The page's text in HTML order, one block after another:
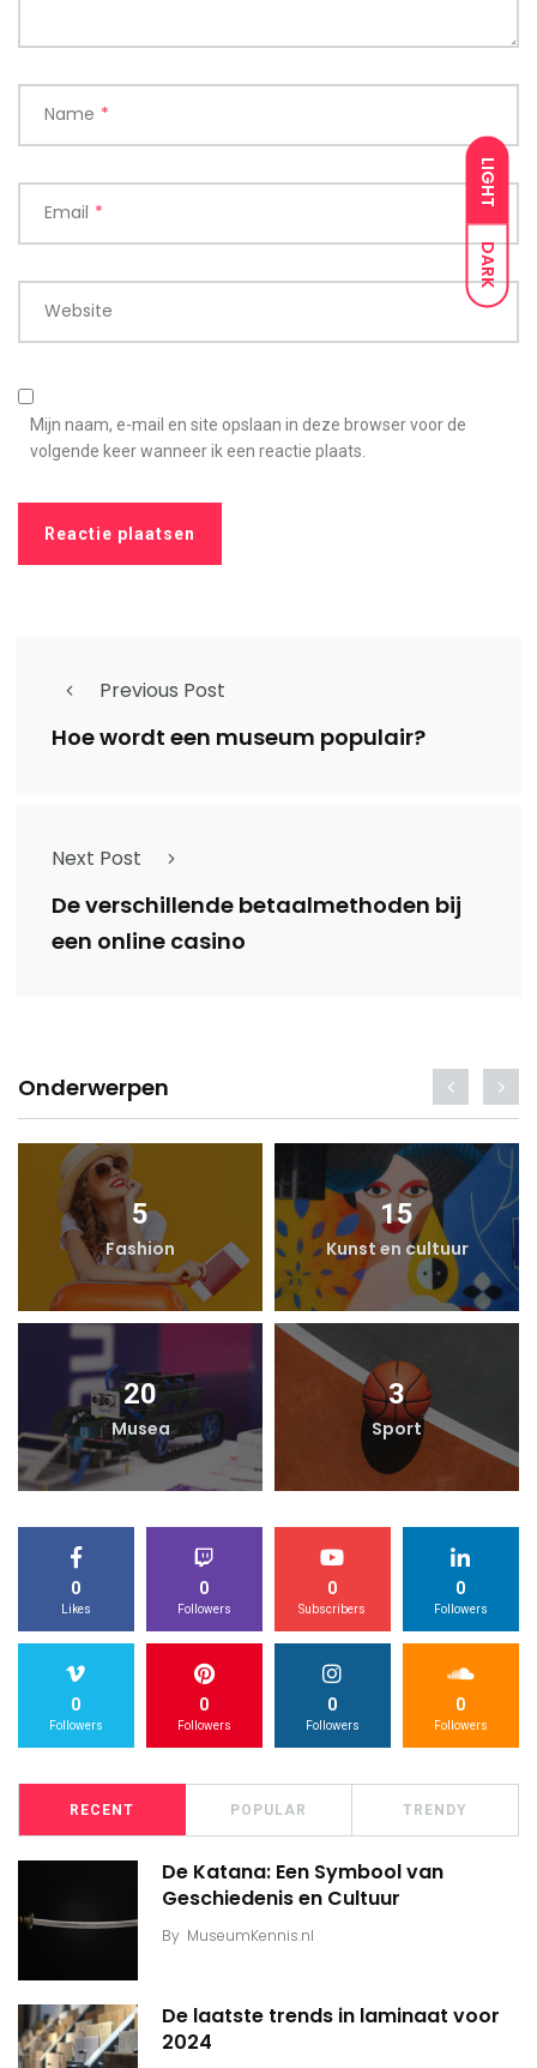
LIGHT
DARK
Name *
Email *
Website
Mijn naam, e-mail en site opslaan in deze browser voor de
volgende keer wanneer ik een reactie plaats.
Previous Post
Hoe wordt een museum populair?
Next Post
De verschillende betaalmethoden bij
een online casino
Onderwerpen
5
Fashion
15
Kunst en cultuur
20
Musea
3
Sport
0
Likes
0
Followers
0
Subscribers
0
Followers
0
Followers
0
Followers
0
Followers
0
Followers
RECENT POPULAR TRENDY
De Katana: Een Symbool van
Geschiedenis en Cultuur
By MuseumKennis.nl
De laatste trends in laminaat voor
2024